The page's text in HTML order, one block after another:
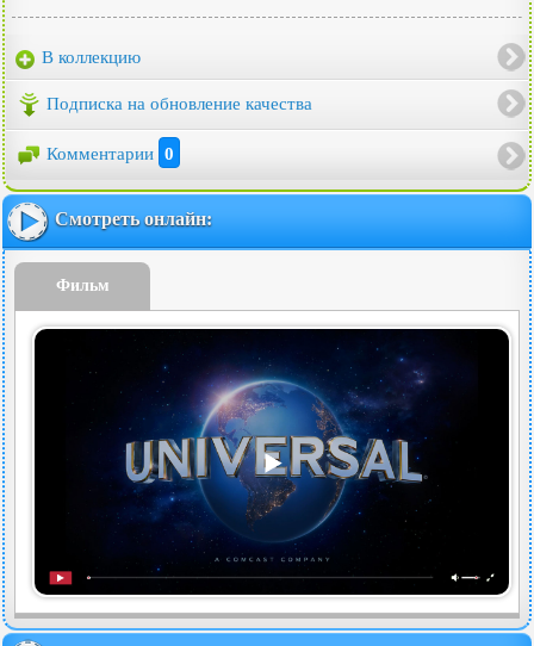
В коллекцию
Подписка на обновление качества
Комментарии 0
Смотреть онлайн:
Фильм